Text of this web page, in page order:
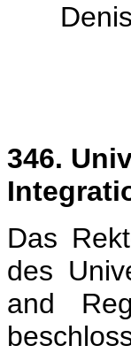
346.
Das
des
and